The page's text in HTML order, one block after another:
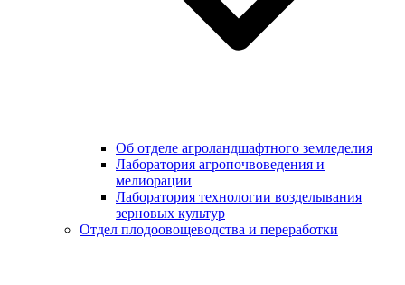
Об отделе агроландшафтного земледелия
Лаборатория агропочвоведения и
мелиорации
Лаборатория технологии возделывания
зерновых культур
Отдел плодоовощеводства и переработки